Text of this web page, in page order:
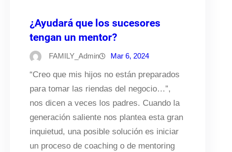
¿Ayudará que los sucesores
tengan un mentor?
FAMILY_Admin Mar 6, 2024
“Creo que mis hijos no están preparados
para tomar las riendas del negocio…”,
nos dicen a veces los padres. Cuando la
generación saliente nos plantea esta gran
inquietud, una posible solución es iniciar
un proceso de coaching o de mentoring